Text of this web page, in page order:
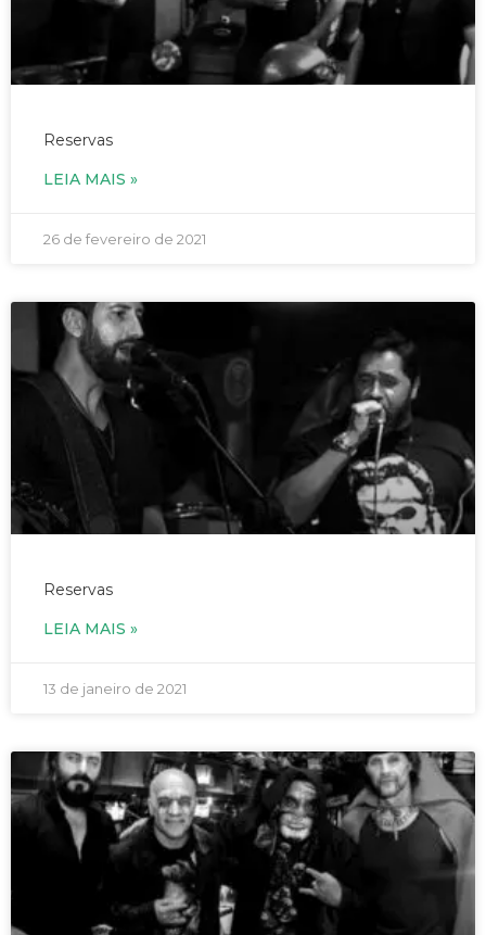
Reservas
LEIA MAIS »
26 de fevereiro de 2021
Reservas
LEIA MAIS »
13 de janeiro de 2021